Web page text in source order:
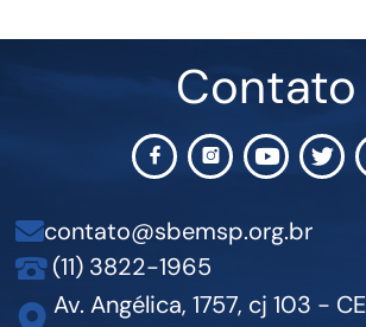
Contato
contato@sbemsp.org.br
(11) 3822-1965
Av. Angélica, 1757, cj 103 -